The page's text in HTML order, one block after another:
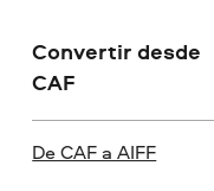
Convertir desde
CAF
De CAF a AIFF